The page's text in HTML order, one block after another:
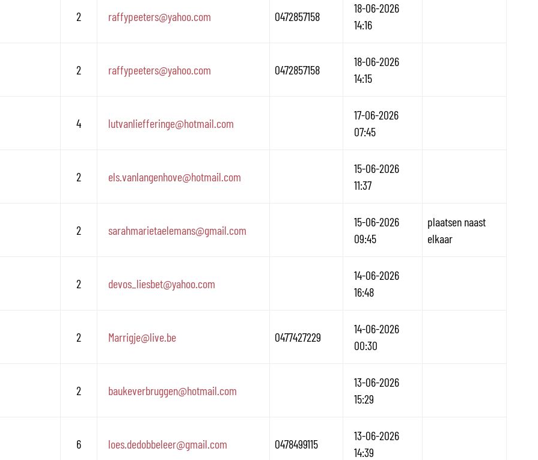
2 raffypeeters@yahoo.com 0472857158
18-06-2026
14:16
2 raffypeeters@yahoo.com 0472857158
18-06-2026
14:15
4 lutvanliefferinge@hotmail.com
17-06-2026
07:45
2 els.vanlangenhove@hotmail.com
15-06-2026
11:37
2 sarahmarietaelemans@gmail.com
15-06-2026
09:45
plaatsen naast
elkaar
2 devos_liesbet@yahoo.com
14-06-2026
16:48
2 Marrigje@live.be 0477427229
14-06-2026
00:30
2 baukeverbruggen@hotmail.com
13-06-2026
15:29
6 loes.dedobbeleer@gmail.com 0478499115
13-06-2026
14:39